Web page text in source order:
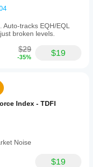
tracks EQH/EQL
broken levels.
$29
-35% $19
- TDFI
Noise
$19